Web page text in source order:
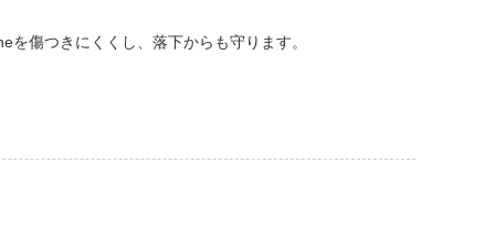
傷つきにくくし、落下からも守ります。